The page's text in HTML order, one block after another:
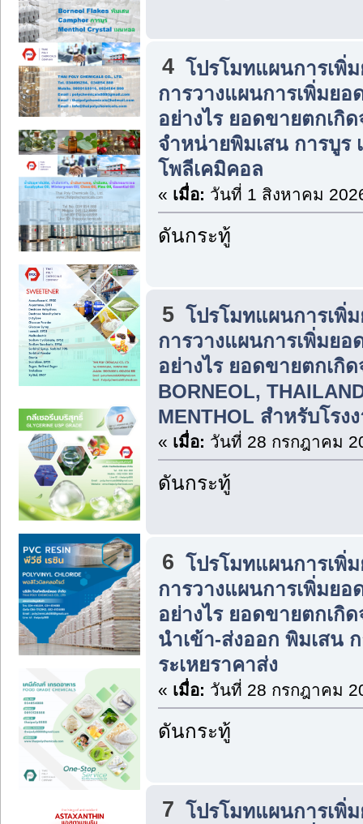
4 โปรโมทแผนการเพิ่
การวางแผนการเพิ่มย
อย่างไร ยอดขายตกเกิด
จำหน่ายพิมเสน การบู
โพลีเคมิคอล
« เมื่อ: วันที่ 1 สิงหาคม
ดันกระทู้
5 โปรโมทแผนการเพิ่
การวางแผนการเพิ่มย
อย่างไร ยอดขายตกเกิด
BORNEOL,
MENTHOL สำหรับโรง
« เมื่อ: วันที่ 28 กรกฎาคม
ดันกระทู้
6 โปรโมทแผนการเพิ่
การวางแผนการเพิ่มย
อย่างไร ยอดขายตกเกิด
นำเข้า-ส่งออก พิมเสน
ระเหยราคาส่ง
« เมื่อ: วันที่ 28 กรกฎาคม
ดันกระทู้
7 โปรโมทแผนการเพิ่